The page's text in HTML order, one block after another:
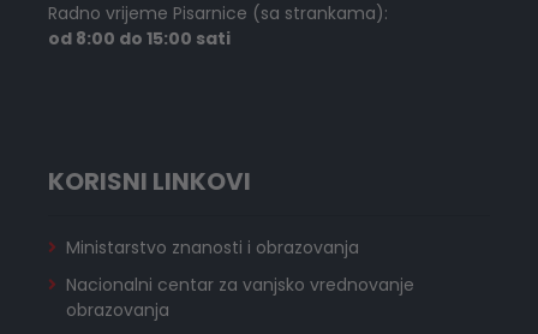
Radno vrijeme Pisarnice (sa strankama):
od 8:00 do 15:00 sati
KORISNI LINKOVI
Ministarstvo znanosti i obrazovanja
Nacionalni centar za vanjsko vrednovanje
obrazovanja